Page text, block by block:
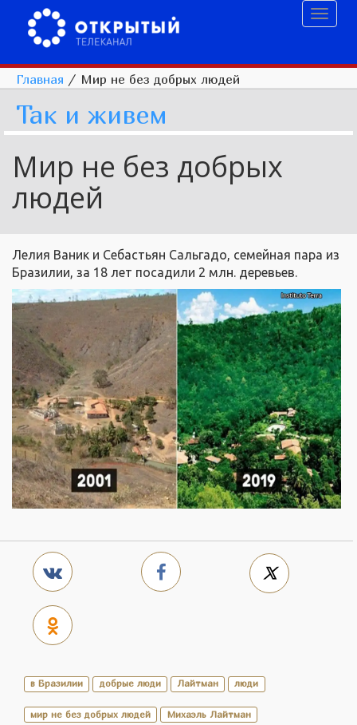
Главная / Мир не без добрых людей
Так и живем
Мир не без добрых
людей
Лелия Ваник и Себастьян Сальгадо, семейная пара из
Бразилии, за 18 лет посадили 2 млн. деревьев.
в Бразилии добрые люди Лайтман люди
мир не без добрых людей Михаэль Лайтман